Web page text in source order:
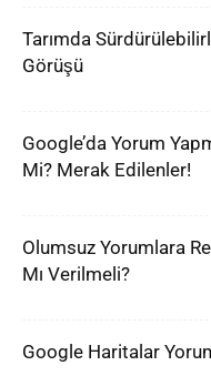
Tarımda
Görüşü
Google’da Yorum
Mi? Merak Edilenler!
Olumsuz Yorumlara
Mı Verilmeli?
Google Haritalar